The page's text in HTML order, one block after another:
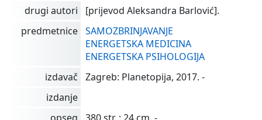
drugi autori
[prijevod Aleksandra Barlović].
predmetnice SAMOZBRINJAVANJE
ENERGETSKA MEDICINA
ENERGETSKA PSIHOLOGIJA
izdavač
Zagreb: Planetopija, 2017. -
izdanje